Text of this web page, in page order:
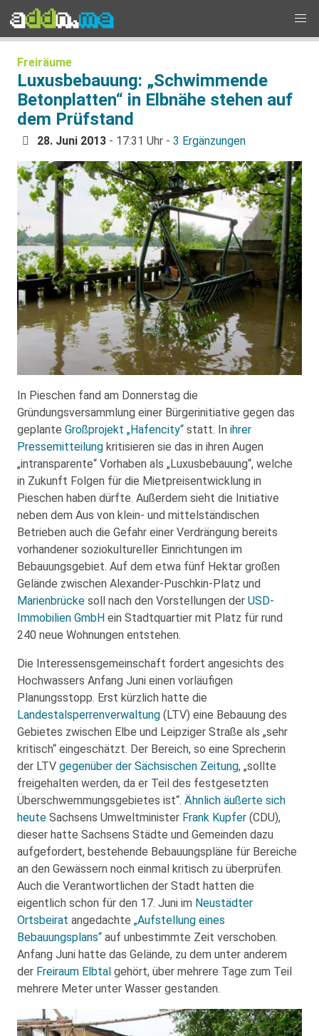
Freiräume
Luxusbebauung: „Schwimmende
Betonplatten“ in Elbnähe stehen auf
dem Prüfstand
28. Juni 2013 - 17:31 Uhr - 3 Ergänzungen
In Pieschen fand am Donnerstag die
Gründungsversammlung einer Bürgerinitiative gegen das
geplante Großprojekt „Hafencity“ statt. In ihrer
Pressemitteilung kritisieren sie das in ihren Augen
„intransparente“ Vorhaben als „Luxusbebauung“, welche
in Zukunft Folgen für die Mietpreisentwicklung in
Pieschen haben dürfte. Außerdem sieht die Initiative
neben dem Aus von klein- und mittelständischen
Betrieben auch die Gefahr einer Verdrängung bereits
vorhandener soziokultureller Einrichtungen im
Bebauungsgebiet. Auf dem etwa fünf Hektar großen
Gelände zwischen Alexander-Puschkin-Platz und
Marienbrücke soll nach den Vorstellungen der USD-
Immobilien GmbH ein Stadtquartier mit Platz für rund
240 neue Wohnungen entstehen.
Die Interessensgemeinschaft fordert angesichts des
Hochwassers Anfang Juni einen vorläufigen
Planungsstopp. Erst kürzlich hatte die
Landestalsperrenverwaltung (LTV) eine Bebauung des
Gebietes zwischen Elbe und Leipziger Straße als „sehr
kritisch“ eingeschätzt. Der Bereich, so eine Sprecherin
der LTV gegenüber der Sächsischen Zeitung, „sollte
freigehalten werden, da er Teil des festgesetzten
Überschwemmungsgebietes ist“. Ähnlich äußerte sich
heute Sachsens Umweltminister Frank Kupfer (CDU),
dieser hatte Sachsens Städte und Gemeinden dazu
aufgefordert, bestehende Bebauungspläne für Bereiche
an den Gewässern noch einmal kritisch zu überprüfen.
Auch die Verantwortlichen der Stadt hatten die
eigentlich schon für den 17. Juni im Neustädter
Ortsbeirat angedachte „Aufstellung eines
Bebauungsplans“ auf unbestimmte Zeit verschoben.
Anfang Juni hatte das Gelände, zu dem unter anderem
der Freiraum Elbtal gehört, über mehrere Tage zum Teil
mehrere Meter unter Wasser gestanden.